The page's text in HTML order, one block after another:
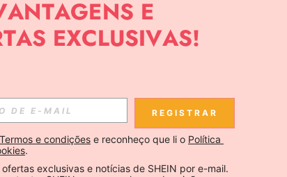
SHEIN.
REGISTRAR
Termos e condições e reconheço que li o Política
.
exclusivas e notícias de SHEIN por e-mail.